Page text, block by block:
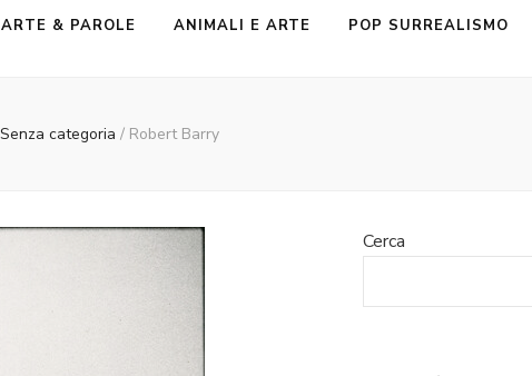
ARTE & PAROLE ANIMALI E ARTE POP SURREALISMO
Senza categoria / Robert Barry
Cerca